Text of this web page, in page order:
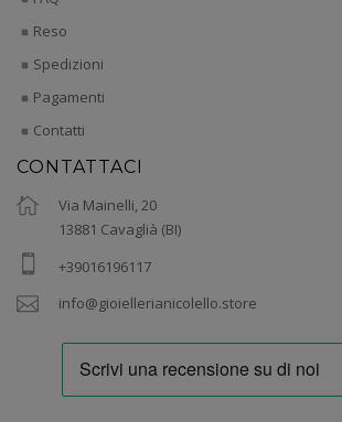
Reso
Spedizioni
Pagamenti
Contatti
CONTATTACI
Via Mainelli, 20
13881 Cavaglià (BI)
+39016196117
info@gioiellerianicolello.store